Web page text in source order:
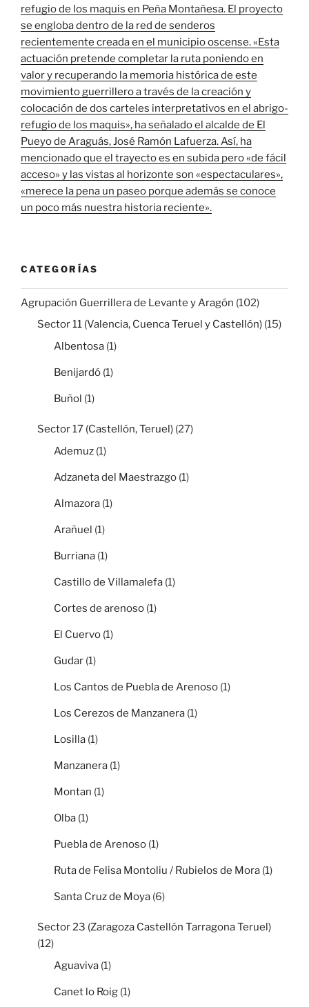
refugio de los maquis en Peña Montañesa. El proyecto
se engloba dentro de la red de senderos
recientemente creada en el municipio oscense. «Esta
actuación pretende completar la ruta poniendo en
valor y recuperando la memoria histórica de este
movimiento guerrillero a través de la creación y
colocación de dos carteles interpretativos en el abrigo-
refugio de los maquis», ha señalado el alcalde de El
Pueyo de Araguás, José Ramón Lafuerza. Así, ha
mencionado que el trayecto es en subida pero «de fácil
acceso» y las vistas al horizonte son «espectaculares»,
«merece la pena un paseo porque además se conoce
un poco más nuestra historia reciente».
CATEGORÍAS
Agrupación Guerrillera de Levante y Aragón (102)
Sector 11 (Valencia, Cuenca Teruel y Castellón) (15)
Albentosa (1)
Benijardó (1)
Buñol (1)
Sector 17 (Castellón, Teruel) (27)
Ademuz (1)
Adzaneta del Maestrazgo (1)
Almazora (1)
Arañuel (1)
Burriana (1)
Castillo de Villamalefa (1)
Cortes de arenoso (1)
El Cuervo (1)
Gudar (1)
Los Cantos de Puebla de Arenoso (1)
Los Cerezos de Manzanera (1)
Losilla (1)
Manzanera (1)
Montan (1)
Olba (1)
Puebla de Arenoso (1)
Ruta de Felisa Montoliu / Rubielos de Mora (1)
Santa Cruz de Moya (6)
Sector 23 (Zaragoza Castellón Tarragona Teruel)
(12)
Aguaviva (1)
Canet lo Roig (1)